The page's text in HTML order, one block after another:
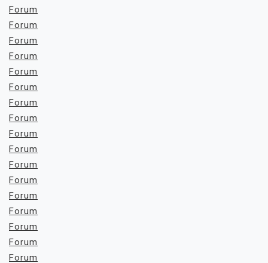
Forum
Forum
Forum
Forum
Forum
Forum
Forum
Forum
Forum
Forum
Forum
Forum
Forum
Forum
Forum
Forum
Forum